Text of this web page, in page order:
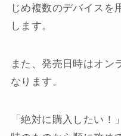
じめ複数のデバイスを
します。
また、発売日時はオン
なります。
「絶対に購入したい！